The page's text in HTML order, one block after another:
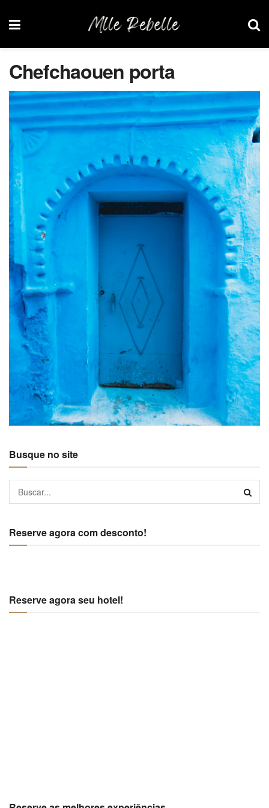
Chefchaouen porta
Busque no site
Reserve agora com desconto!
Reserve agora seu hotel!